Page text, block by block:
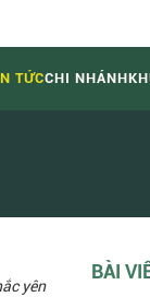
TỨCCHI NHÁNH
yên
BÀI